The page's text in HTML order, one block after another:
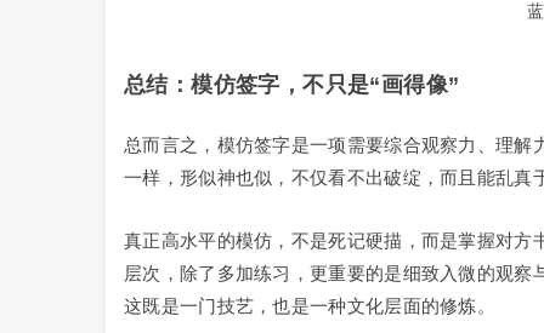
总结：模仿签字，不只是“画得像”
总而言之，模仿签字是一项需要综合观察力、理
一样，形似神也似，不仅看不出破绽，而且能乱真
真正高水平的模仿，不是死记硬描，而是掌握对
层次，除了多加练习，更重要的是细致入微的观
这既是一门技艺，也是一种文化层面的修炼。